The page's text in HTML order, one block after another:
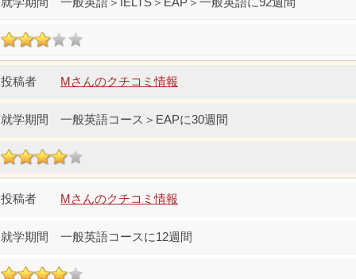
Mさんのクチコミ情報
一般英語コース＞EAPに30週間
Mさんのクチコミ情報
一般英語コースに12週間